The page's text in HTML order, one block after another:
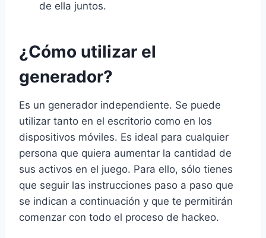
de ella juntos.
¿Cómo utilizar el
generador?
Es un generador independiente. Se puede
utilizar tanto en el escritorio como en los
dispositivos móviles. Es ideal para cualquier
persona que quiera aumentar la cantidad de
sus activos en el juego. Para ello, sólo tienes
que seguir las instrucciones paso a paso que
se indican a continuación y que te permitirán
comenzar con todo el proceso de hackeo.